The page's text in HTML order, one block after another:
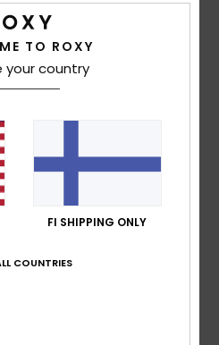
Score
/5
TO ROXY
your country
FI SHIPPING ONLY
COUNTRIES